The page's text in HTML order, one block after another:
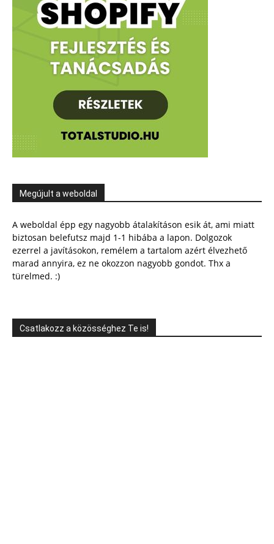
Megújult a weboldal
A weboldal épp egy nagyobb átalakításon esik át, ami miatt
biztosan belefutsz majd 1-1 hibába a lapon. Dolgozok
ezerrel a javításokon, remélem a tartalom azért élvezhető
marad annyira, ez ne okozzon nagyobb gondot. Thx a
türelmed. :)
Csatlakozz a közösséghez Te is!